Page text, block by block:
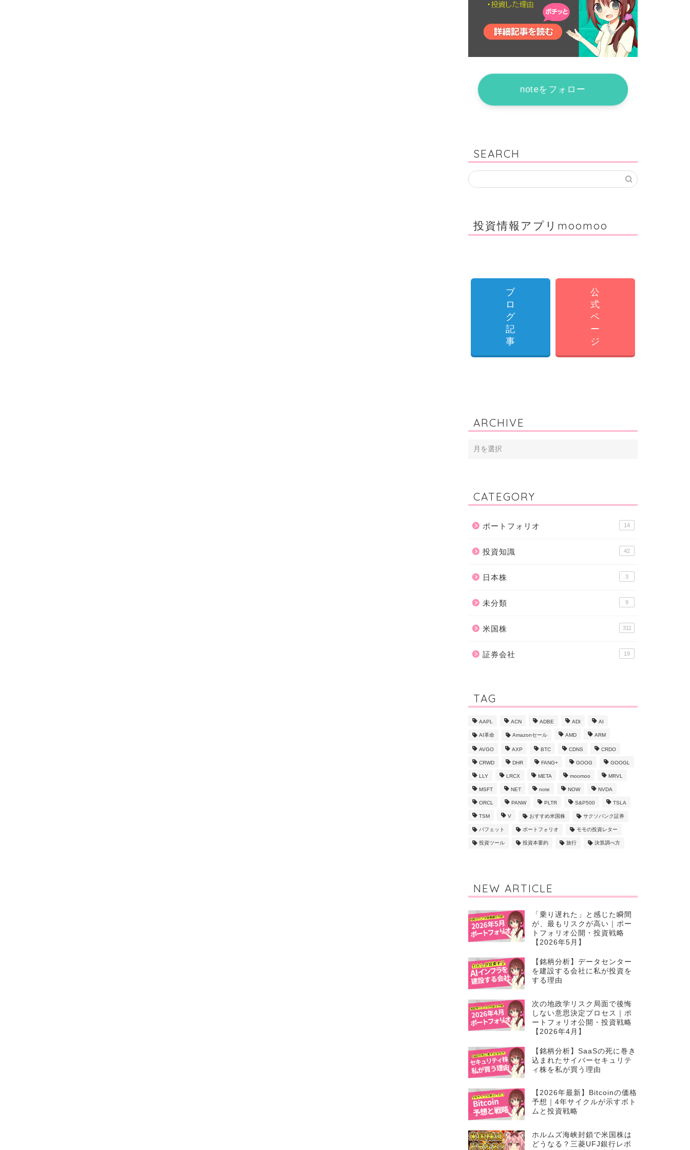
noteをフォロー
SEARCH
投資情報アプリmoomoo
ブ
ロ
グ
記
公
ペ
ー
ARCHIVE
CATEGORY
ポートフォリオ 14
投資知識 42
日本株 3
未分類 9
米国株 311
AAPL ACN ADBE ADI AI
AI革命 Amazonセール AMD ARM
AVGO AXP BTC CDNS CRDO
CRWD DHR FANG+ GOOG GOOGL
LLY LRCX META moomoo MRVL
MSFT note NOW NVDA
ORCL PANW PLTR S&P500
TSM おすすめ米国株 サクソバンク証券
NEW ARTICLE
「乗り遅れた」と感じた瞬間
トフォリオ公開・投資戦略
【2026年5月】
を建設する会社に私が投資を
する理由
次の地政学リスク局面で後悔
ートフォリオ公開・投資戦略
【2026年4月】
込まれたサイバーセキュリテ
ィ株を私が買う理由
予想｜4年サイクルが示すボト
ムと投資戦略